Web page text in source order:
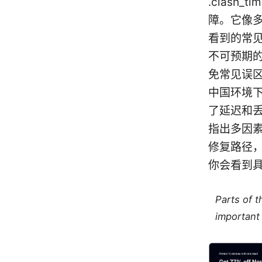
障。它像
看到的常
不可预期
免常见误
中国环境
了延迟和
指出多因
修复路径
你会看到
Parts of